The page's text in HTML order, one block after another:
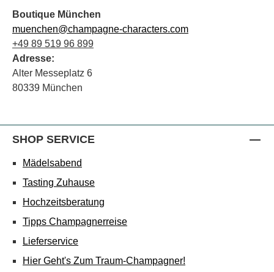
Boutique München
muenchen@champagne-characters.com
+49 89 519 96 899
Adresse:
Alter Messeplatz 6
80339 München
SHOP SERVICE
Mädelsabend
Tasting Zuhause
Hochzeitsberatung
Tipps Champagnerreise
Lieferservice
Hier Geht's Zum Traum-Champagner!